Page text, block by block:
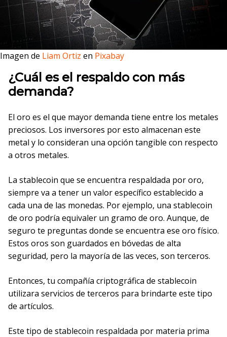
Imagen de Liam Ortiz en Pixabay
¿Cuál es el respaldo con más
demanda?
El oro es el que mayor demanda tiene entre los metales
preciosos. Los inversores por esto almacenan este
metal y lo consideran una opción tangible con respecto
a otros metales.
La stablecoin que se encuentra respaldada por oro,
siempre va a tener un valor específico establecido a
cada una de las monedas. Por ejemplo, una stablecoin
de oro podría equivaler un gramo de oro. Aunque, de
seguro te preguntas donde se encuentra ese oro físico.
Estos oros son guardados en bóvedas de alta
seguridad, pero la mayoría de las veces, son terceros.
Entonces, tu compañía criptográfica de stablecoin
utilizara servicios de terceros para brindarte este tipo
de artículos.
Este tipo de stablecoin respaldada por materia prima